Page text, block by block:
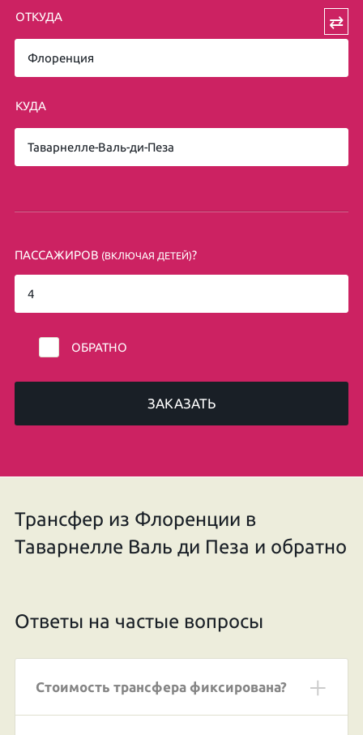
ОТКУДА ⇄
КУДА
ПАССАЖИРОВ (ВКЛЮЧАЯ ДЕТЕЙ)?
ОБРАТНО
ЗАКАЗАТЬ
Трансфер из Флоренции в
Таварнелле Валь ди Пеза и обратно
Ответы на частые вопросы
Стоимость трансфера фиксирована?